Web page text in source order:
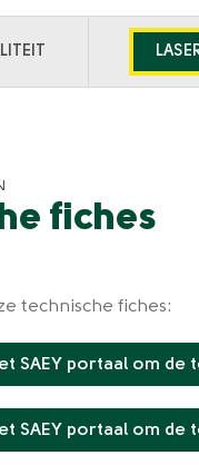
fiches
technische fiches:
SAEY portaal om de
SAEY portaal om de